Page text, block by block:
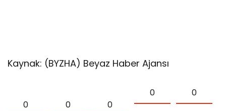
Kaynak: (BYZHA) Beyaz Haber Ajansı
0 0 0
0 0